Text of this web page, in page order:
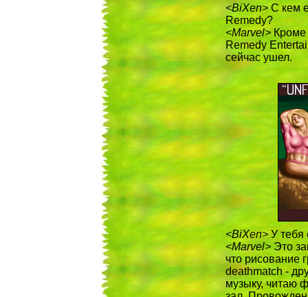
<BiXen>С кем
Remedy?
<Marvel>Кроме
Remedy
сейчас ушел.
<BiXen>У тебя
<Marvel>Это
что рисование
deathmatch -
музыку, читаю